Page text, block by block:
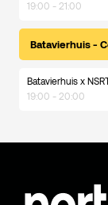
19:00 - 21:00
Batavierhuis -
Batavierhuis x
19:00 - 20:00